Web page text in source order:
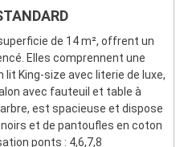
de 14 m², offrent un
Elles comprennent une
lit King-size avec literie de luxe,
avec fauteuil et table à
est spacieuse et dispose
et de pantoufles en coton
ponts : 4,6,7,8